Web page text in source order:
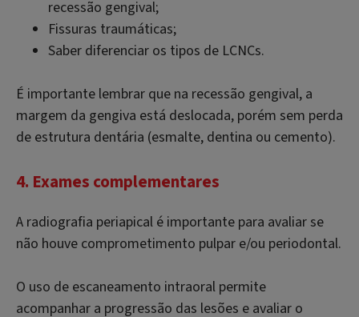
recessão gengival;
Fissuras traumáticas;
Saber diferenciar os tipos de LCNCs.
É importante lembrar que na recessão gengival, a
margem da gengiva está deslocada, porém sem perda
de estrutura dentária (esmalte, dentina ou cemento).
4. Exames complementares
A radiografia periapical é importante para avaliar se
não houve comprometimento pulpar e/ou periodontal.
O uso de escaneamento intraoral permite
acompanhar a progressão das lesões e avaliar o